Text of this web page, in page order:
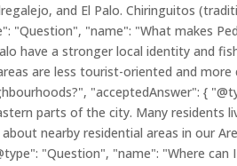
and El Palo. Chiringuitos
"Question", "name": "What makes
have a stronger local identity and
are less tourist-oriented and
"acceptedAnswer": {
parts of the city. Many residents
nearby residential areas in our
"Question", "name": "Where